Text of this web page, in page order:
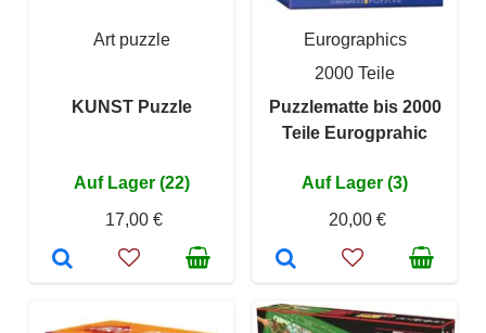
Art puzzle
KUNST Puzzle
Auf Lager (22)
17,00 €
Eurographics
2000 Teile
Puzzlematte bis 2000
Teile Eurogprahic
Auf Lager (3)
20,00 €